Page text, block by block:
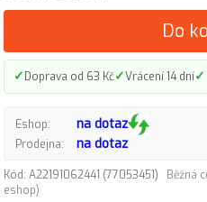
Do
✓Doprava od 63 Kč✓Vrácení 14 dní✓
Eshop: na dotaz
Prodejna: na dotaz
Kód: A22191062441 (77053451)
Běžná
eshop)